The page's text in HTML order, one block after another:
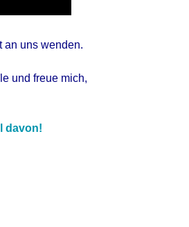
an uns wenden.
und freue mich,
davon!